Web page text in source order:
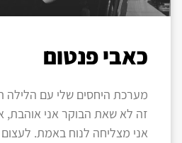
כאבי פנטום
מערכת היחסים שלי עם הלילה
זה לא שאת הבוקר אני
אני מצליחה לנוח באמת. לעצום